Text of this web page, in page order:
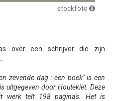
stockfoto
over een schrijver die zijn
zevende dag : een boek" is een
uitgegeven door Houtekiet. Deze
werk telt 198 pagina's. Het is